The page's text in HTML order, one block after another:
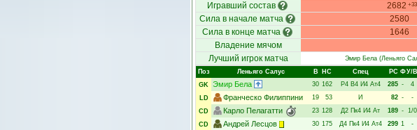
Игравший состав
2682 +33
Сила в начале матча
2580
Сила в конце матча
1646
Владение мячом
Лучший игрок матча
Эмир Бела(Леньяго
Поз
Леньяго Салус В НC Спец РC ФУ/В
GK Эмир Бела 30 162 Р4 В4 И4 Ат4 285 - 4
LD
Франческо Филиппини 19 53 И 82 - -
CD
Карло Пелагатти 23 128 Д2 Пк4 И4 Ат 189 - 1/0
CD
Андрей Лесцов 30 175 Д4 Пк4 И4 Ат4 299 1 -